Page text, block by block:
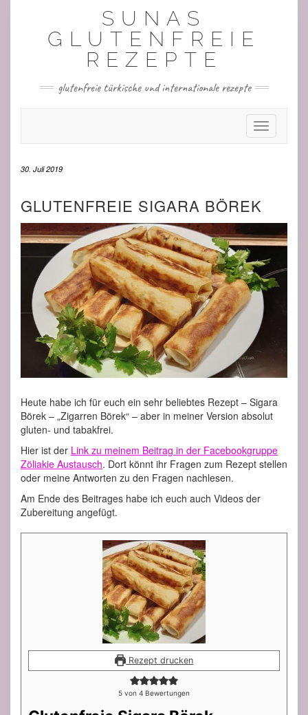
SUNAS
GLUTENFREIE
REZEPTE
glutenfreie türkische und internationale rezepte
Toggle
30. Juli 2019
GLUTENFREIE SIGARA BÖREK
Heute habe ich für euch ein sehr beliebtes Rezept – Sigara
Börek – „Zigarren Börek“ – aber in meiner Version absolut
gluten- und tabakfrei.
Hier ist der Link zu meinem Beitrag in der Facebookgruppe
Zöliakie Austausch. Dort könnt ihr Fragen zum Rezept stellen
oder meine Antworten zu den Fragen nachlesen.
Am Ende des Beitrages habe ich euch auch Videos der
Zubereitung angefügt.
Rezept drucken
5 von 4 Bewertungen